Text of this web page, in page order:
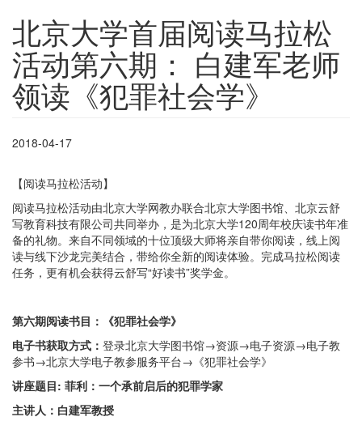
北京大学首届阅读马拉松
活动第六期： 白建军老师
领读《犯罪社会学》
2018-04-17
【阅读马拉松活动】
阅读马拉松活动由北京大学网教办联合北京大学图书馆、北京云舒
写教育科技有限公司共同举办，是为北京大学120周年校庆读书年准
备的礼物。来自不同领域的十位顶级大师将亲自带你阅读，线上阅
读与线下沙龙完美结合，带给你全新的阅读体验。完成马拉松阅读
任务，更有机会获得云舒写“好读书”奖学金。
第六期阅读书目：
《犯罪社会学》
电子书获取方式： 登录北京大学图书馆→资源→电子资源→电子教
参书→北京大学电子教参服务平台→《犯罪社会学》
讲座题目: 菲利：一个承前启后的犯罪学家
主讲人：白建军教授